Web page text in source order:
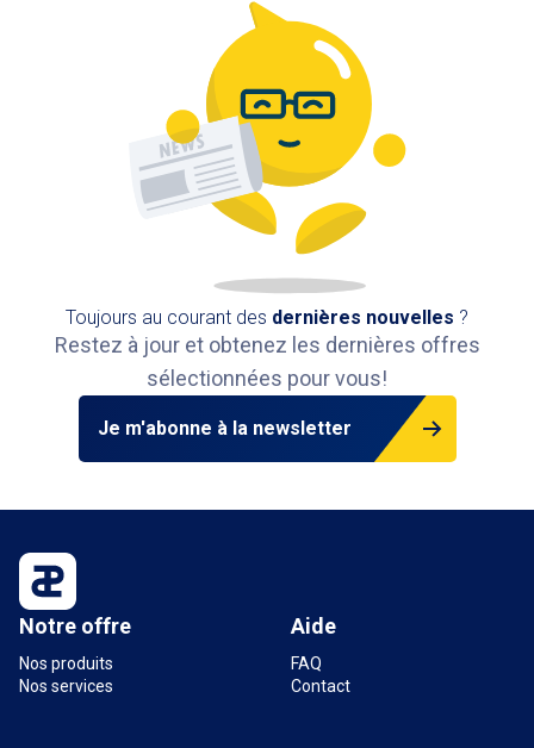
Toujours au courant des dernières nouvelles ?
Restez à jour et obtenez les dernières offres
sélectionnées pour vous!
Je m'abonne à la newsletter
Notre offre
Nos produits
Nos services
Aide
FAQ
Contact